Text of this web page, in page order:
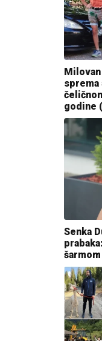
sprema
godine
Senka